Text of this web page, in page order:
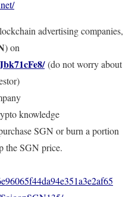
advertising companies,
) on
(do not worry about
knowledge
SGN or burn a portion
the SGN price.